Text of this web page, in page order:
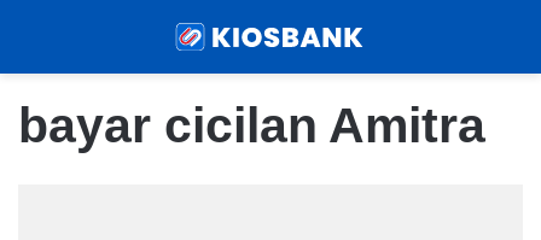
bayar cicilan Amitra